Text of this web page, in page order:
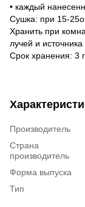
• каждый
Сушка: при 15-
Хранить при
лучей и источника
Срок хранения: 3
Производитель
Страна
производитель
Форма выпуска
Тип